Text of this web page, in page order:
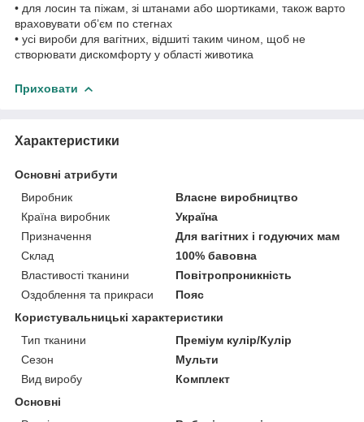
• для лосин та піжам, зі штанами або шортиками, також варто
враховувати об’єм по стегнах
• усі вироби для вагітних, відшиті таким чином, щоб не
створювати дискомфорту у області животика
Приховати
Характеристики
Основні атрибути
Виробник
Власне виробництво
Країна виробник
Україна
Призначення
Для вагітних і годуючих мам
Склад
100% бавовна
Властивості тканини
Повітропроникність
Оздоблення та прикраси
Пояс
Користувальницькі характеристики
Тип тканини
Преміум кулір/Кулір
Сезон
Мульти
Вид виробу
Комплект
Основні